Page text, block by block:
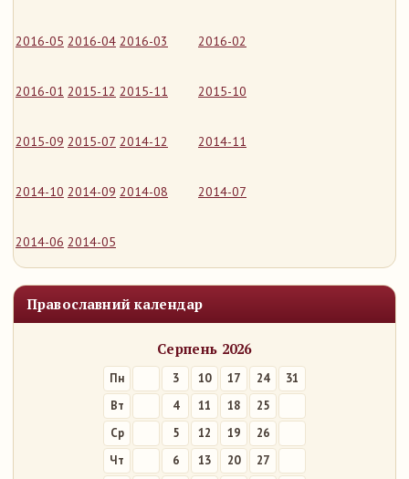
2016-05 2016-04 2016-03 2016-02
2016-01 2015-12 2015-11 2015-10
2015-09 2015-07 2014-12 2014-11
2014-10 2014-09 2014-08 2014-07
2014-06 2014-05
Православний календар
Серпень 2026
Пн 3 10 17 24
31
Вт
4 11 18
25
Ср
5 12 19
26
Чт
6 13 20
27